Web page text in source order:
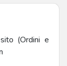
(Ordini e